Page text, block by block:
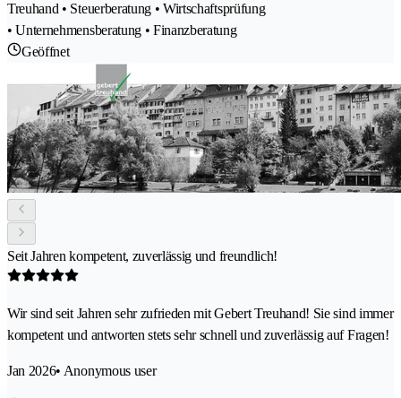
Treuhand • Steuerberatung • Wirtschaftsprüfung
• Unternehmensberatung • Finanzberatung
Geöffnet
Seit Jahren kompetent, zuverlässig und freundlich!
Wir sind seit Jahren sehr zufrieden mit Gebert Treuhand! Sie sind immer
kompetent und antworten stets sehr schnell und zuverlässig auf Fragen!
Jan 2026• Anonymous user